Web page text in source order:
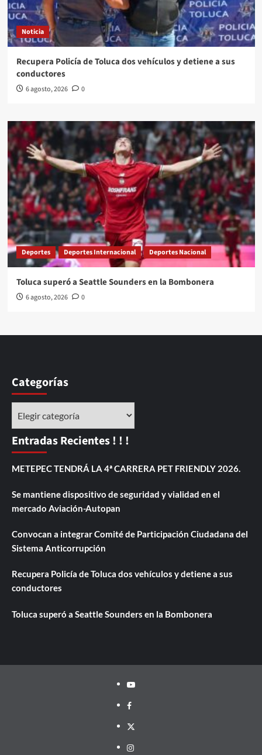
Noticia
Recupera Policía de Toluca dos vehículos y detiene a sus
conductores
6 agosto, 2026 0
Deportes Deportes Internacional Deportes Nacional
Toluca superó a Seattle Sounders en la Bombonera
6 agosto, 2026 0
Categorías
Entradas Recientes ! ! !
METEPEC TENDRÁ LA 4ª CARRERA PET FRIENDLY 2026.
Se mantiene dispositivo de seguridad y vialidad en el
mercado Aviación-Autopan
Convocan a integrar Comité de Participación Ciudadana del
Sistema Anticorrupción
Recupera Policía de Toluca dos vehículos y detiene a sus
conductores
Toluca superó a Seattle Sounders en la Bombonera
Youtube
Facebook
Twitter
Instagram